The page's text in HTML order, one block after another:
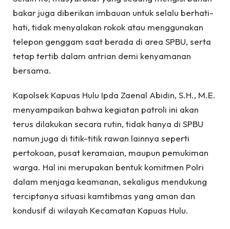
bakar juga diberikan imbauan untuk selalu berhati-
hati, tidak menyalakan rokok atau menggunakan
telepon genggam saat berada di area SPBU, serta
tetap tertib dalam antrian demi kenyamanan
bersama.
Kapolsek Kapuas Hulu Ipda Zaenal Abidin, S.H., M.E.
menyampaikan bahwa kegiatan patroli ini akan
terus dilakukan secara rutin, tidak hanya di SPBU
namun juga di titik-titik rawan lainnya seperti
pertokoan, pusat keramaian, maupun pemukiman
warga. Hal ini merupakan bentuk komitmen Polri
dalam menjaga keamanan, sekaligus mendukung
terciptanya situasi kamtibmas yang aman dan
kondusif di wilayah Kecamatan Kapuas Hulu.